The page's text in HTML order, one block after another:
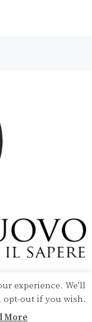
by Pipool